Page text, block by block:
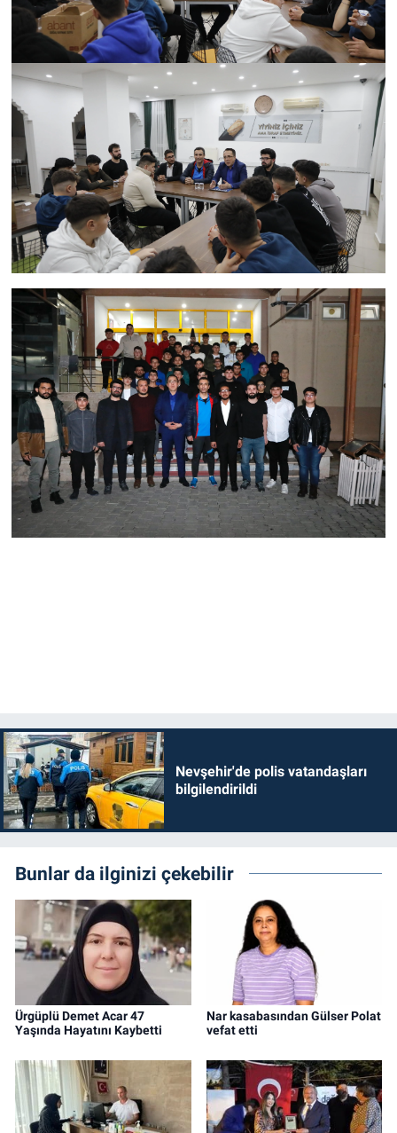
Nevşehir'de polis vatandaşları
bilgilendirildi
Bunlar da ilginizi çekebilir
Ürgüplü Demet Acar 47
Yaşında Hayatını Kaybetti
Nar kasabasından Gülser Polat
vefat etti